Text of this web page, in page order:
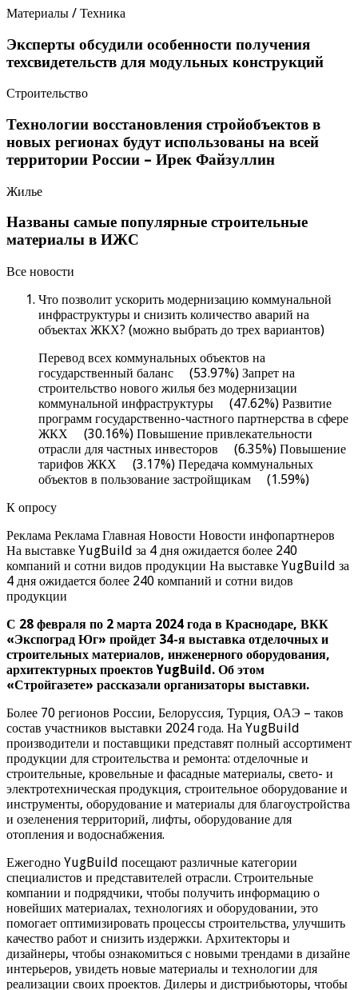
Материалы / Техника
Эксперты обсудили особенности получения
техсвидетельств для модульных конструкций
Строительство
Технологии восстановления стройобъектов в
новых регионах будут использованы на всей
территории России – Ирек Файзуллин
Жилье
Названы самые популярные строительные
материалы в ИЖС
Все новости
Что позволит ускорить модернизацию коммунальной
инфраструктуры и снизить количество аварий на
объектах ЖКХ? (можно выбрать до трех вариантов)
Перевод всех коммунальных объектов на
государственный баланс (53.97%) Запрет на
строительство нового жилья без модернизации
коммунальной инфраструктуры (47.62%) Развитие
программ государственно-частного партнерства в сфере
ЖКХ (30.16%) Повышение привлекательности
отрасли для частных инвесторов (6.35%) Повышение
тарифов ЖКХ (3.17%) Передача коммунальных
объектов в пользование застройщикам (1.59%)
К опросу
Реклама Реклама Главная Новости Новости инфопартнеров
На выставке YugBuild за 4 дня ожидается более 240
компаний и сотни видов продукции На выставке YugBuild за
4 дня ожидается более 240 компаний и сотни видов
продукции
С 28 февраля по 2 марта 2024 года в Краснодаре, ВКК
«Экспоград Юг» пройдет 34-я выставка отделочных и
строительных материалов, инженерного оборудования,
архитектурных проектов YugBuild. Об этом
«Стройгазете» рассказали организаторы выставки.
Более 70 регионов России, Белоруссия, Турция, ОАЭ – таков
состав участников выставки 2024 года. На YugBuild
производители и поставщики представят полный ассортимент
продукции для строительства и ремонта: отделочные и
строительные, кровельные и фасадные материалы, свето- и
электротехническая продукция, строительное оборудование и
инструменты, оборудование и материалы для благоустройства
и озеленения территорий, лифты, оборудование для
отопления и водоснабжения.
Ежегодно YugBuild посещают различные категории
специалистов и представителей отрасли. Строительные
компании и подрядчики, чтобы получить информацию о
новейших материалах, технологиях и оборудовании, это
помогает оптимизировать процессы строительства, улучшить
качество работ и снизить издержки. Архитекторы и
дизайнеры, чтобы ознакомиться с новыми трендами в дизайне
интерьеров, увидеть новые материалы и технологии для
реализации своих проектов. Дилеры и дистрибьюторы, чтобы